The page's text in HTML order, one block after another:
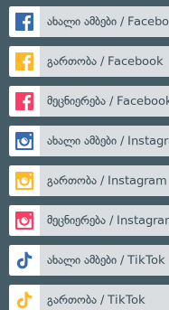
ახალი ამბები /
გართობა / Facebook
მეცნიერება /
ახალი ამბები /
გართობა / Instagram
მეცნიერება /
ახალი ამბები / TikTok
გართობა / TikTok